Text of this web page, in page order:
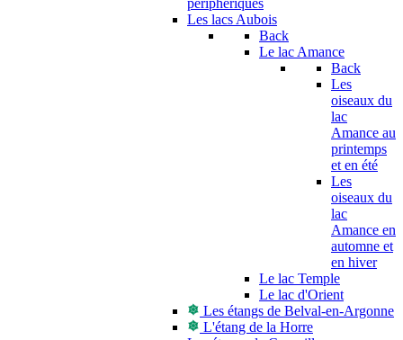
périphériques
Les lacs Aubois
Back
Le lac Amance
Back
Les
oiseaux du
lac
Amance au
printemps
et en été
Les
oiseaux du
lac
Amance en
automne et
en hiver
Le lac Temple
Le lac d'Orient
Les étangs de Belval-en-Argonne
L'étang de la Horre